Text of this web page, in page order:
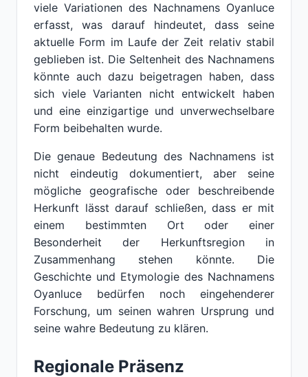
viele Variationen des Nachnamens Oyanluce
erfasst, was darauf hindeutet, dass seine
aktuelle Form im Laufe der Zeit relativ stabil
geblieben ist. Die Seltenheit des Nachnamens
könnte auch dazu beigetragen haben, dass
sich viele Varianten nicht entwickelt haben
und eine einzigartige und unverwechselbare
Form beibehalten wurde.
Die genaue Bedeutung des Nachnamens ist
nicht eindeutig dokumentiert, aber seine
mögliche geografische oder beschreibende
Herkunft lässt darauf schließen, dass er mit
einem bestimmten Ort oder einer
Besonderheit der Herkunftsregion in
Zusammenhang stehen könnte. Die
Geschichte und Etymologie des Nachnamens
Oyanluce bedürfen noch eingehenderer
Forschung, um seinen wahren Ursprung und
seine wahre Bedeutung zu klären.
Regionale Präsenz